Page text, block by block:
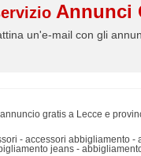
Annunci
un'e-mail con gli
gratis a Lecce e
- accessori abbigliamento
jeans -